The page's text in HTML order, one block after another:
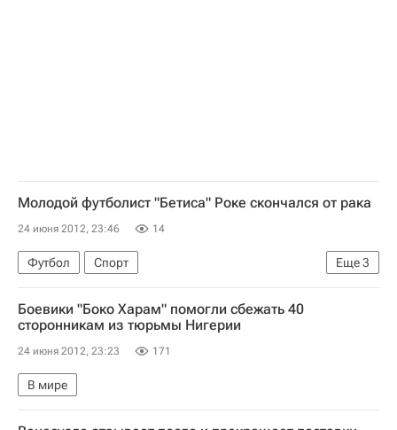
Молодой футболист "Бетиса" Роке скончался от рака
24 июня 2012, 23:46 14
Еще3
Футбол
Спорт
Чемпионат Испании по футболу
Бетис
Мики Роке
Боевики "Боко Харам" помогли сбежать 40
сторонникам из тюрьмы Нигерии
24 июня 2012, 23:23 171
В мире